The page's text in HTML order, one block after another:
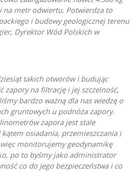
na metr odwiertu. Potwierdza to
i budowy geologicznej terenu
Dyrektor Wód Polskich w
takich otworów i budując
zapory na filtrację i jej szczelność,
bardzo ważną dla nas wiedzę o
gruntowych u podnóża zapory.
zapora jest stale
osiadania, przemieszczania i
monitorujemy geodynamikę
po to byśmy jako administrator
co do jego bezpieczeństwa i co